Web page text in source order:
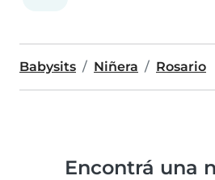
Babysits Niñera Rosario
Encontrá una